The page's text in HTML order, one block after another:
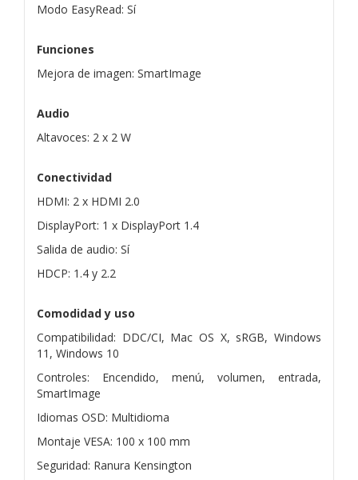
Modo EasyRead: Sí
Funciones
Mejora de imagen: SmartImage
Audio
Altavoces: 2 x 2 W
Conectividad
HDMI: 2 x HDMI 2.0
DisplayPort: 1 x DisplayPort 1.4
Salida de audio: Sí
HDCP: 1.4 y 2.2
Comodidad y uso
Compatibilidad: DDC/CI, Mac OS X, sRGB, Windows
11, Windows 10
Controles: Encendido, menú, volumen, entrada,
SmartImage
Idiomas OSD: Multidioma
Montaje VESA: 100 x 100 mm
Seguridad: Ranura Kensington